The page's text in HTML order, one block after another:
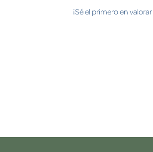
¡Sé el primero en